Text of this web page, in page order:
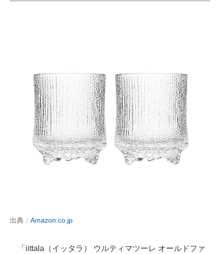
出典： Amazon.co.jp
「iittala（イッタラ） ウルティマツーレ オールドファ